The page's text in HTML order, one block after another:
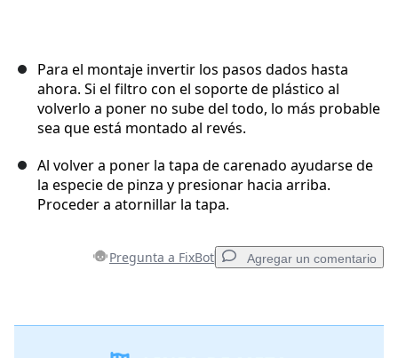
Para el montaje invertir los pasos dados hasta
ahora. Si el filtro con el soporte de plástico al
volverlo a poner no sube del todo, lo más probable
sea que está montado al revés.
Al volver a poner la tapa de carenado ayudarse de
la especie de pinza y presionar hacia arriba.
Proceder a atornillar la tapa.
Pregunta a FixBot Agregar un comentario